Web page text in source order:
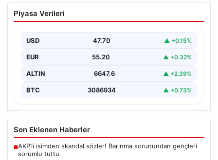
2026 Kurban Bayramı Emekli İkramiyesi
Ne Zaman Yatacak? Detaylar Burada
milyon emekli vatandaşın merakla beklediği bayram
ikramiyesi…
Piyasa Verileri
USD 47.70 ▲ +0.15%
EUR 55.20 ▲ +0.32%
ALTIN 6647.6 ▲ +2.39%
BTC 3086934 ▲ +0.73%
Son Eklenen Haberler
■AKP’li isimden skandal sözler! Barınma sorunundan gençleri
sorumlu tuttu